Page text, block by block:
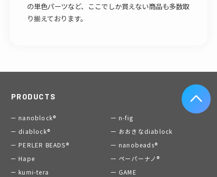
の単色パーツなど、ここでしか買えない商品も多数取
り揃えております。
PRODUCTS
nanoblock®
n-fig
diablock®
おおきなdiablock
PERLER BEADS®
nanobeads®
Hape
ペーパーナノ®
kumi-tera
GAME